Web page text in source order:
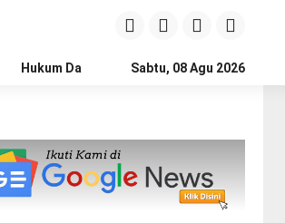
Hukum Dan Kriminal Politik Pendidikan
Sabtu, 08 Agu 2026